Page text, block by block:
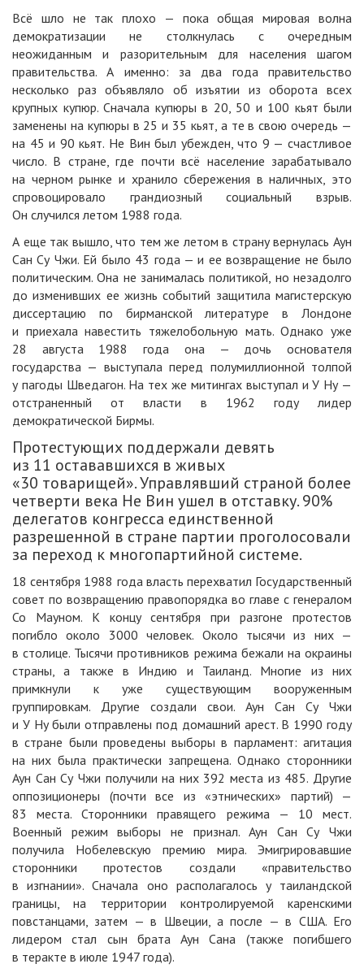
Всё шло не так плохо — пока общая мировая волна
демократизации не столкнулась с очередным
неожиданным и разорительным для населения шагом
правительства. А именно: за два года правительство
несколько раз объявляло об изъятии из оборота всех
крупных купюр. Сначала купюры в 20, 50 и 100 кьят были
заменены на купюры в 25 и 35 кьят, а те в свою очередь —
на 45 и 90 кьят. Не Вин был убежден, что 9 — счастливое
число. В стране, где почти всё население зарабатывало
на черном рынке и хранило сбережения в наличных, это
спровоцировало грандиозный социальный взрыв.
Он случился летом 1988 года.
А еще так вышло, что тем же летом в страну вернулась Аун
Сан Су Чжи. Ей было 43 года — и ее возвращение не было
политическим. Она не занималась политикой, но незадолго
до изменивших ее жизнь событий защитила магистерскую
диссертацию по бирманской литературе в Лондоне
и приехала навестить тяжелобольную мать. Однако уже
28 августа 1988 года она — дочь основателя
государства — выступала перед полумиллионной толпой
у пагоды Шведагон. На тех же митингах выступал и У Ну —
отстраненный от власти в 1962 году лидер
демократической Бирмы.
Протестующих поддержали девять
из 11 остававшихся в живых
«30 товарищей». Управлявший страной более
четверти века Не Вин ушел в отставку. 90%
делегатов конгресса единственной
разрешенной в стране партии проголосовали
за переход к многопартийной системе.
18 сентября 1988 года власть перехватил Государственный
совет по возвращению правопорядка во главе с генералом
Со Мауном. К концу сентября при разгоне протестов
погибло около 3000 человек. Около тысячи из них —
в столице. Тысячи противников режима бежали на окраины
страны, а также в Индию и Таиланд. Многие из них
примкнули к уже существующим вооруженным
группировкам. Другие создали свои. Аун Сан Су Чжи
и У Ну были отправлены под домашний арест. В 1990 году
в стране были проведены выборы в парламент: агитация
на них была практически запрещена. Однако сторонники
Аун Сан Су Чжи получили на них 392 места из 485. Другие
оппозиционеры (почти все из «этнических» партий) —
83 места. Сторонники правящего режима — 10 мест.
Военный режим выборы не признал. Аун Сан Су Чжи
получила Нобелевскую премию мира. Эмигрировавшие
сторонники протестов создали «правительство
в изгнании». Сначала оно располагалось у таиландской
границы, на территории контролируемой каренскими
повстанцами, затем — в Швеции, а после — в США. Его
лидером стал сын брата Аун Сана (также погибшего
в теракте в июле 1947 года).